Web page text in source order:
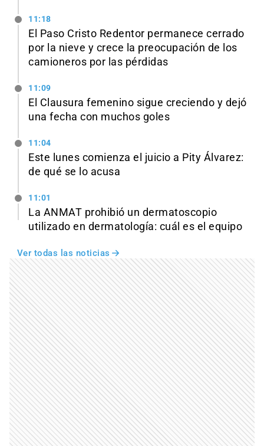
11:18
El Paso Cristo Redentor permanece cerrado
por la nieve y crece la preocupación de los
camioneros por las pérdidas
11:09
El Clausura femenino sigue creciendo y dejó
una fecha con muchos goles
11:04
Este lunes comienza el juicio a Pity Álvarez:
de qué se lo acusa
11:01
La ANMAT prohibió un dermatoscopio
utilizado en dermatología: cuál es el equipo
Ver todas las noticias